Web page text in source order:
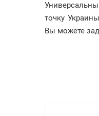
точку
Вы можете